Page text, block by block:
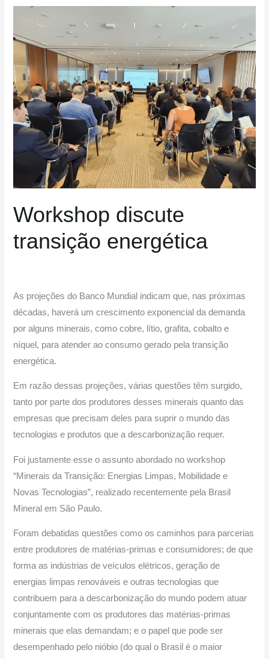
Workshop discute
transição energética
As projeções do Banco Mundial indicam que, nas próximas
décadas, haverá um crescimento exponencial da demanda
por alguns minerais, como cobre, lítio, grafita, cobalto e
níquel, para atender ao consumo gerado pela transição
energética.
Em razão dessas projeções, várias questões têm surgido,
tanto por parte dos produtores desses minerais quanto das
empresas que precisam deles para suprir o mundo das
tecnologias e produtos que a descarbonização requer.
Foi justamente esse o assunto abordado no workshop
“Minerais da Transição: Energias Limpas, Mobilidade e
Novas Tecnologias”, realizado recentemente pela Brasil
Mineral em São Paulo.
Foram debatidas questões como os caminhos para parcerias
entre produtores de matérias-primas e consumidores; de que
forma as indústrias de veículos elétricos, geração de
energias limpas renováveis e outras tecnologias que
contribuem para a descarbonização do mundo podem atuar
conjuntamente com os produtores das matérias-primas
minerais que elas demandam; e o papel que pode ser
desempenhado pelo nióbio (do qual o Brasil é o maior
Workshop
transição
energética